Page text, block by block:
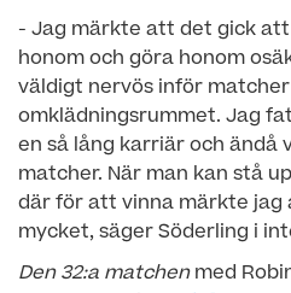
- Jag märkte att det gick
honom och göra honom
väldigt nervös inför
omklädningsrummet. Jag
en så lång karriär och ändå
matcher. När man kan stå
där för att vinna märkte
mycket, säger Söderling i
Den 32:a matchenmed